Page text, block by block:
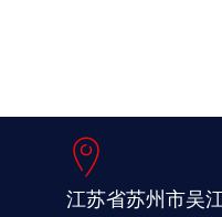
江苏省苏州市吴